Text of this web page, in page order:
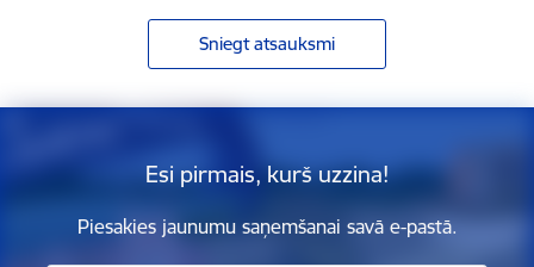
Sniegt atsauksmi
Esi pirmais, kurš uzzina!
Piesakies jaunumu saņemšanai savā e-pastā.